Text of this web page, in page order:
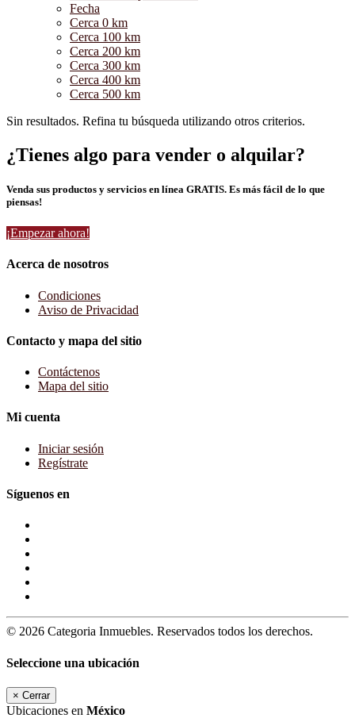
Fecha
Cerca 0 km
Cerca 100 km
Cerca 200 km
Cerca 300 km
Cerca 400 km
Cerca 500 km
Sin resultados. Refina tu búsqueda utilizando otros criterios.
¿Tienes algo para vender o alquilar?
Venda sus productos y servicios en línea GRATIS. Es más fácil de lo que
piensas!
¡Empezar ahora!
Acerca de nosotros
Condiciones
Aviso de Privacidad
Contacto y mapa del sitio
Contáctenos
Mapa del sitio
Mi cuenta
Iniciar sesión
Regístrate
Síguenos en
© 2026 Categoria Inmuebles. Reservados todos los derechos.
Seleccione una ubicación
× Cerrar
Ubicaciones en México